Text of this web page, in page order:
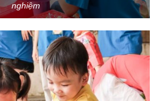
nghiệm